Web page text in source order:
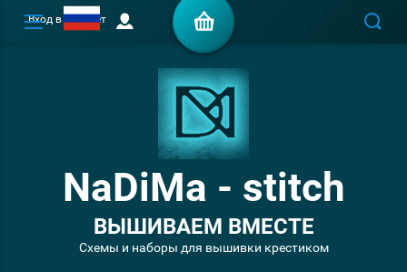
Вход в кабинет
NaDiMa - stitch
ВЫШИВАЕМ ВМЕСТЕ
Схемы и наборы для вышивки крестиком